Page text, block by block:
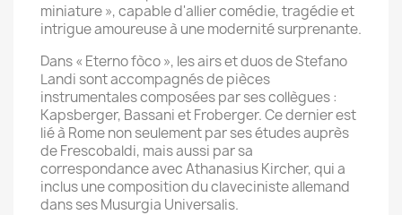
miniature », capable d'allier comédie, tragédie et
intrigue amoureuse à une modernité surprenante.
Dans « Eterno fòco », les airs et duos de Stefano
Landi sont accompagnés de pièces
instrumentales composées par ses collègues :
Kapsberger, Bassani et Froberger. Ce dernier est
lié à Rome non seulement par ses études auprès
de Frescobaldi, mais aussi par sa
correspondance avec Athanasius Kircher, qui a
inclus une composition du claveciniste allemand
dans ses Musurgia Universalis.